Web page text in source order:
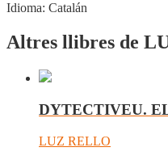
Idioma: Catalán
Altres llibres de
DYTECTIVEU.
LUZ RELLO